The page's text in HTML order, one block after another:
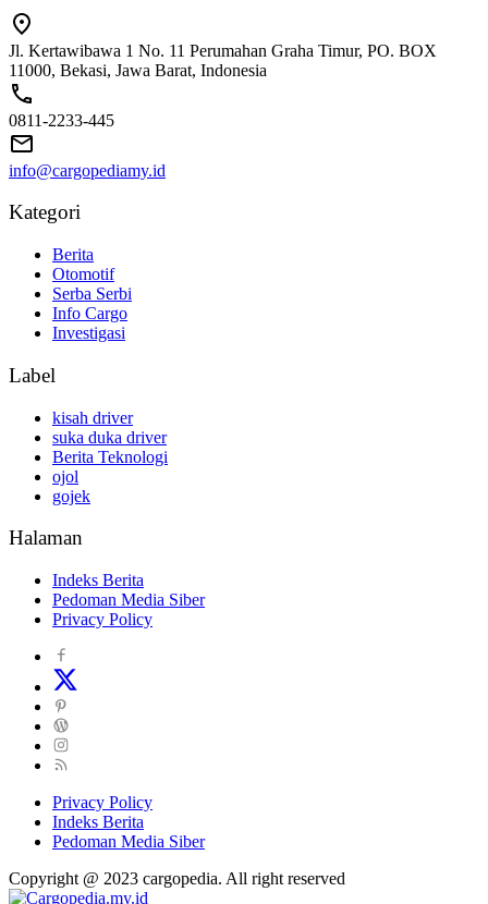
Jl. Kertawibawa 1 No. 11 Perumahan Graha Timur, PO. BOX
11000, Bekasi, Jawa Barat, Indonesia
0811-2233-445
info@cargopediamy.id
Kategori
Berita
Otomotif
Serba Serbi
Info Cargo
Investigasi
Label
kisah driver
suka duka driver
Berita Teknologi
ojol
gojek
Halaman
Indeks Berita
Pedoman Media Siber
Privacy Policy
Privacy Policy
Indeks Berita
Pedoman Media Siber
Copyright @ 2023 cargopedia. All right reserved